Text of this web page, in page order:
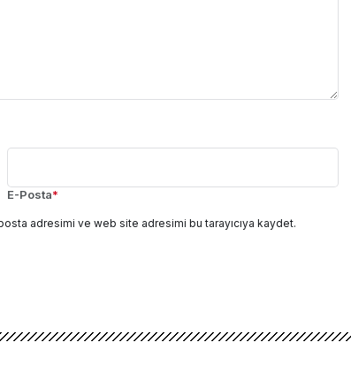
E-Posta*
adresimi ve web site adresimi bu tarayıcıya kaydet.